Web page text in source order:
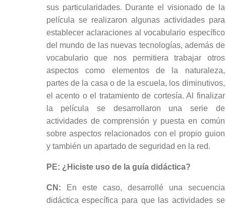
sus particularidades. Durante el visionado de la
película se realizaron algunas actividades para
establecer aclaraciones al vocabulario específico
del mundo de las nuevas tecnologías, además de
vocabulario que nos permitiera trabajar otros
aspectos como elementos de la naturaleza,
partes de la casa o de la escuela, los diminutivos,
el acento o el tratamiento de cortesía. Al finalizar
la película se desarrollaron una serie de
actividades de comprensión y puesta en común
sobre aspectos relacionados con el propio guion
y también un apartado de seguridad en la red.
PE: ¿Hiciste uso de la guía didáctica?
CN: En este caso, desarrollé una secuencia
didáctica específica para que las actividades se